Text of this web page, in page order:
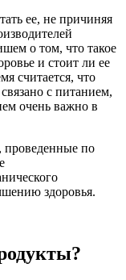
ее, не причиняя
о том, что такое
и стоит ли ее
считается, что
с питанием,
очень важно в
проведенные по
здоровья.